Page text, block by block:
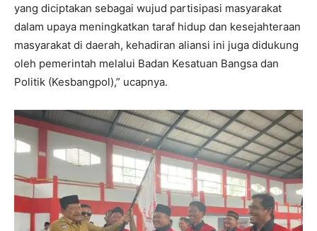
yang diciptakan sebagai wujud partisipasi masyarakat
dalam upaya meningkatkan taraf hidup dan kesejahteraan
masyarakat di daerah, kehadiran aliansi ini juga didukung
oleh pemerintah melalui Badan Kesatuan Bangsa dan
Politik (Kesbangpol),” ucapnya.